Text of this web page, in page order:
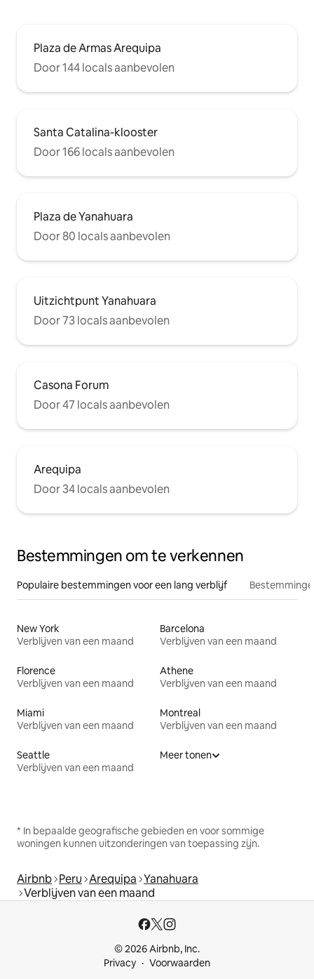
Plaza de Armas Arequipa
Door 144 locals aanbevolen
Santa Catalina-klooster
Door 166 locals aanbevolen
Plaza de Yanahuara
Door 80 locals aanbevolen
Uitzichtpunt Yanahuara
Door 73 locals aanbevolen
Casona Forum
Door 47 locals aanbevolen
Arequipa
Door 34 locals aanbevolen
Bestemmingen om te verkennen
Populaire bestemmingen voor een lang verblijf
New York
Verblijven van een maand
Barcelona
Verblijven van een maand
Florence
Verblijven van een maand
Athene
Verblijven van een maand
Miami
Verblijven van een maand
Montreal
Verblijven van een maand
Seattle
Verblijven van een maand
Meer tonen
* In bepaalde geografische gebieden en voor sommige
woningen kunnen uitzonderingen van toepassing zijn.
Airbnb Peru Arequipa Yanahuara
Verblijven van een maand
© 2026 Airbnb, Inc.
Privacy
Voorwaarden